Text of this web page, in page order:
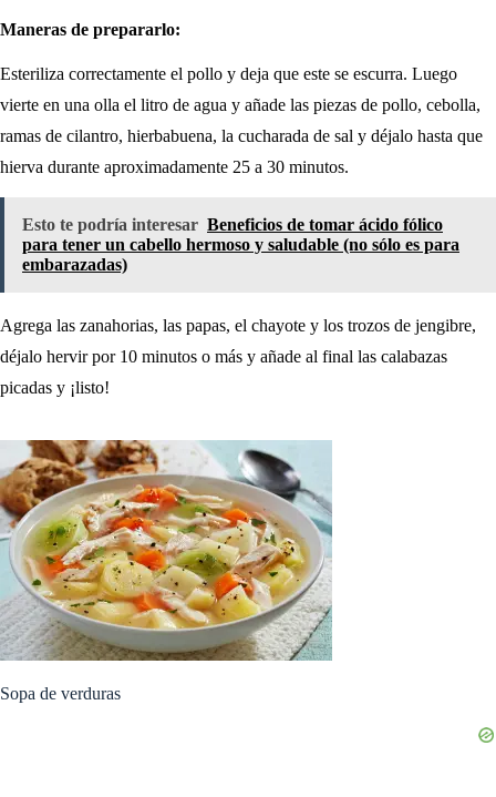
Maneras de prepararlo:
Esteriliza correctamente el pollo y deja que este se escurra. Luego
vierte en una olla el litro de agua y añade las piezas de pollo, cebolla,
ramas de cilantro, hierbabuena, la cucharada de sal y déjalo hasta que
hierva durante aproximadamente 25 a 30 minutos.
Esto te podría interesar Beneficios de tomar ácido fólico
para tener un cabello hermoso y saludable (no sólo es para
embarazadas)
Agrega las zanahorias, las papas, el chayote y los trozos de jengibre,
déjalo hervir por 10 minutos o más y añade al final las calabazas
picadas y ¡listo!
Sopa de verduras